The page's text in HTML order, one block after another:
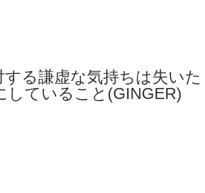
る謙虚な気持ちは失いた
していること(GINGER)